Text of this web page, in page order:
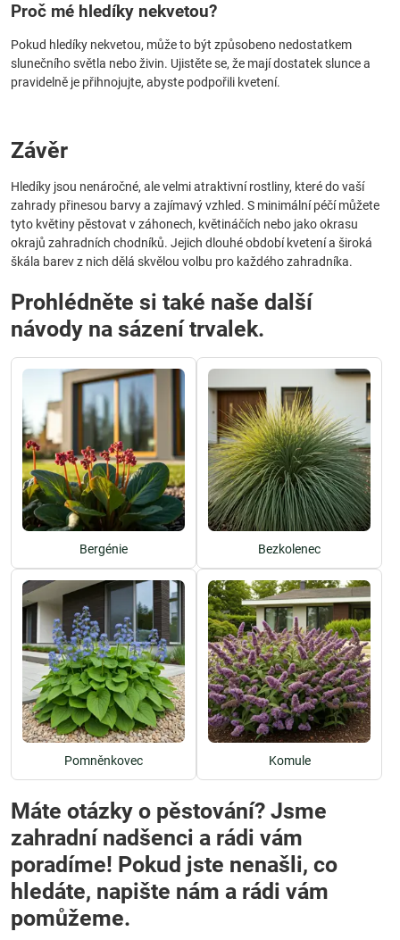
Proč mé hledíky nekvetou?
Pokud hledíky nekvetou, může to být způsobeno nedostatkem
slunečního světla nebo živin. Ujistěte se, že mají dostatek slunce a
pravidelně je přihnojujte, abyste podpořili kvetení.
Závěr
Hledíky jsou nenáročné, ale velmi atraktivní rostliny, které do vaší
zahrady přinesou barvy a zajímavý vzhled. S minimální péčí můžete
tyto květiny pěstovat v záhonech, květináčích nebo jako okrasu
okrajů zahradních chodníků. Jejich dlouhé období kvetení a široká
škála barev z nich dělá skvělou volbu pro každého zahradníka.
Prohlédněte si také naše další
návody na sázení trvalek.
Bergénie Bezkolenec
Pomněnkovec Komule
Máte otázky o pěstování? Jsme
zahradní nadšenci a rádi vám
poradíme! Pokud jste nenašli, co
hledáte, napište nám a rádi vám
pomůžeme.